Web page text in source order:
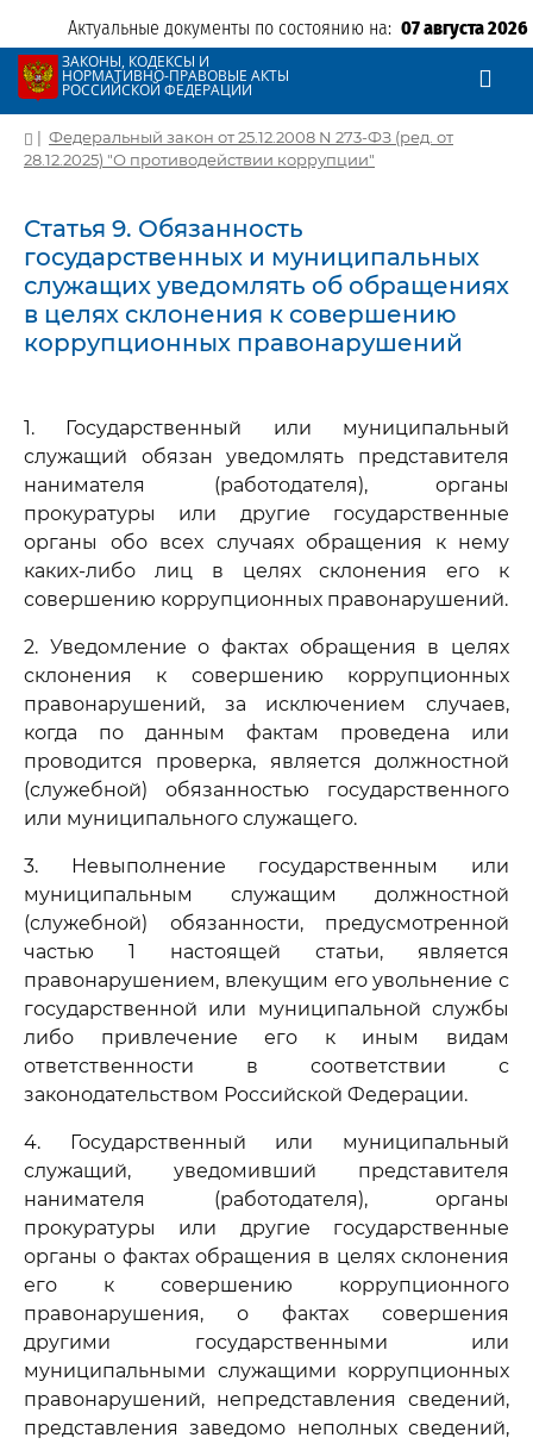
Актуальные документы по состоянию на: 07 августа 2026
ЗАКОНЫ, КОДЕКСЫ И
НОРМАТИВНО-ПРАВОВЫЕ АКТЫ
РОССИЙСКОЙ ФЕДЕРАЦИИ
| Федеральный закон от 25.12.2008 N 273-ФЗ (ред. от
28.12.2025) "О противодействии коррупции"
Статья 9. Обязанность
государственных и муниципальных
служащих уведомлять об обращениях
в целях склонения к совершению
коррупционных правонарушений
1. Государственный или муниципальный
служащий обязан уведомлять представителя
нанимателя (работодателя), органы
прокуратуры или другие государственные
органы обо всех случаях обращения к нему
каких-либо лиц в целях склонения его к
совершению коррупционных правонарушений.
2. Уведомление о фактах обращения в целях
склонения к совершению коррупционных
правонарушений, за исключением случаев,
когда по данным фактам проведена или
проводится проверка, является должностной
(служебной) обязанностью государственного
или муниципального служащего.
3. Невыполнение государственным или
муниципальным служащим должностной
(служебной) обязанности, предусмотренной
частью 1 настоящей статьи, является
правонарушением, влекущим его увольнение с
государственной или муниципальной службы
либо привлечение его к иным видам
ответственности в соответствии с
законодательством Российской Федерации.
4. Государственный или муниципальный
служащий, уведомивший представителя
нанимателя (работодателя), органы
прокуратуры или другие государственные
органы о фактах обращения в целях склонения
его к совершению коррупционного
правонарушения, о фактах совершения
другими государственными или
муниципальными служащими коррупционных
правонарушений, непредставления сведений,
представления заведомо неполных сведений,